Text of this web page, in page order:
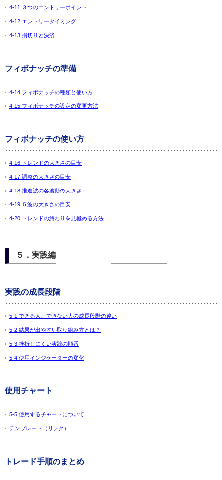
4-11 ３つのエントリーポイント
4-12 エントリータイミング
4-13 損切りと決済
フィボナッチの準備
4-14 フィボナッチの種類と使い方
4-15 フィボナッチの設定の変更方法
フィボナッチの使い方
4-16 トレンドの大きさの目安
4-17 調整の大きさの目安
4-18 推進波の各波動の大きさ
4-19 ５波の大きさの目安
4-20 トレンドの終わりを見極める方法
５．実践編
実践の成長段階
5-1 できる人、できない人の成長段階の違い
5-2 結果が出やすい取り組み方とは？
5-3 挫折しにくい実践の順番
5-4 使用インジケーターの変化
使用チャート
5-5 使用するチャートについて
テンプレート（リンク）
トレード手順のまとめ